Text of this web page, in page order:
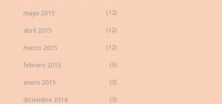
mayo 2015 (12)
abril 2015 (12)
marzo 2015 (12)
febrero 2015 (3)
enero 2015 (3)
diciembre 2014 (3)